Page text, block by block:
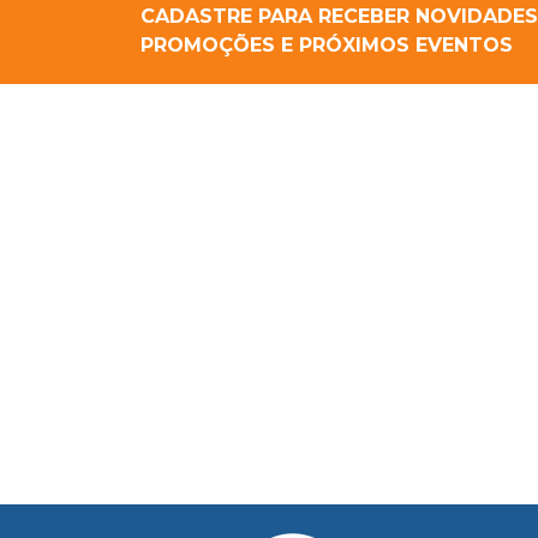
CADASTRE PARA RECEBER
PROMOÇÕES E PRÓXIMOS EVENTOS